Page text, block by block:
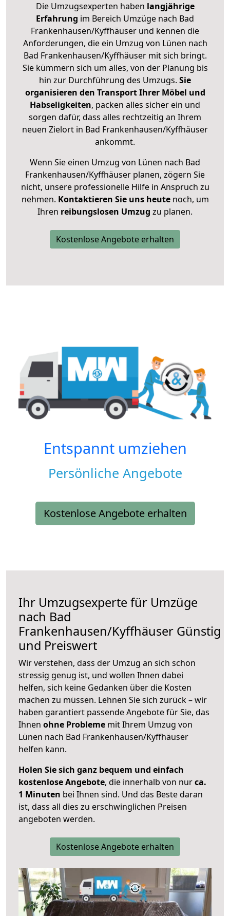
Die Umzugsexperten haben langjährige
Erfahrung im Bereich Umzüge nach Bad
Frankenhausen/Kyffhäuser und kennen die
Anforderungen, die ein Umzug von Lünen nach
Bad Frankenhausen/Kyffhäuser mit sich bringt.
Sie kümmern sich um alles, von der Planung bis
hin zur Durchführung des Umzugs. Sie
organisieren den Transport Ihrer Möbel und
Habseligkeiten, packen alles sicher ein und
sorgen dafür, dass alles rechtzeitig an Ihrem
neuen Zielort in Bad Frankenhausen/Kyffhäuser
ankommt.
Wenn Sie einen Umzug von Lünen nach Bad
Frankenhausen/Kyffhäuser planen, zögern Sie
nicht, unsere professionelle Hilfe in Anspruch zu
nehmen. Kontaktieren Sie uns heutenoch, um
Ihren reibungslosen Umzug zu planen.
Kostenlose Angebote erhalten
Entspannt umziehen
Persönliche Angebote
Kostenlose Angebote erhalten
Ihr Umzugsexperte für Umzüge
nach Bad
Frankenhausen/Kyffhäuser Günstig
und Preiswert
Wir verstehen, dass der Umzug an sich schon
stressig genug ist, und wollen Ihnen dabei
helfen, sich keine Gedanken über die Kosten
machen zu müssen. Lehnen Sie sich zurück – wir
haben garantiert passende Angebote für Sie, das
Ihnen ohne Probleme mit Ihrem Umzug von
Lünen nach Bad Frankenhausen/Kyffhäuser
helfen kann.
Holen Sie sich ganz bequem und einfach
kostenlose Angebote, die innerhalb von nurca.
1 Minuten bei Ihnen sind. Und das Beste daran
ist, dass all dies zu erschwinglichen Preisen
angeboten werden.
Kostenlose Angebote erhalten